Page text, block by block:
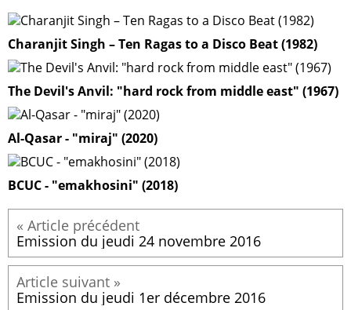
Charanjit Singh – Ten Ragas to a Disco Beat (1982)
The Devil's Anvil: "hard rock from middle east" (1967)
Al-Qasar - "miraj" (2020)
BCUC - "emakhosini" (2018)
Emission du jeudi 24 novembre 2016
Emission du jeudi 1er décembre 2016